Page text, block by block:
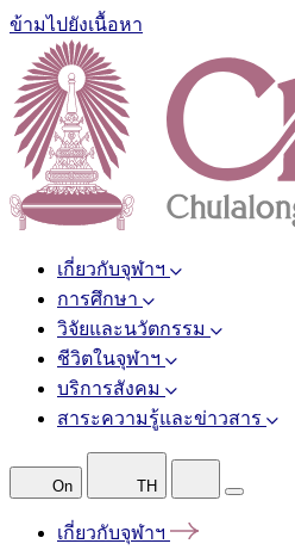
ข้ามไปยังเนื้อหา
เกี่ยวกับจุฬาฯ
การศึกษา
วิจัยและนวัตกรรม
ชีวิตในจุฬาฯ
บริการสังคม
สาระความรู้และข่าวสาร
On TH
เกี่ยวกับจุฬาฯ